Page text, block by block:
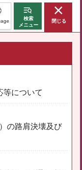
検索
メニュー
閉じる
等について
の路肩決壊及び